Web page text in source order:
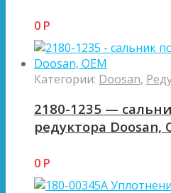
0 Р
Категории: Doosan,
2180-1235 —
редуктора Doosan,
0 Р